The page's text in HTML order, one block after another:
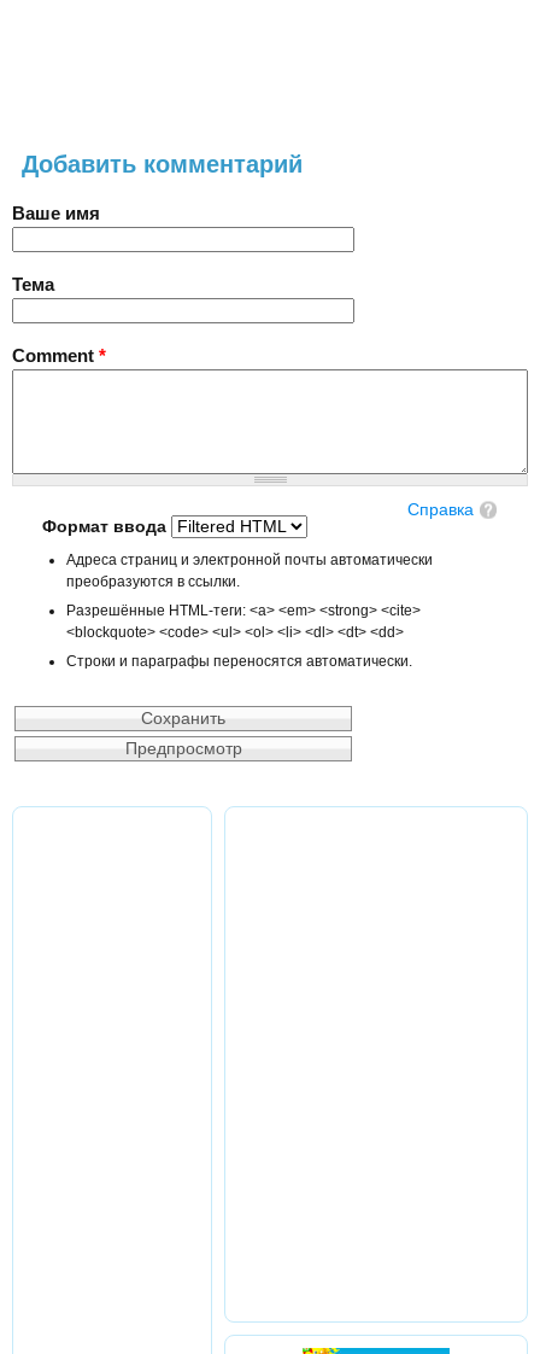
Добавить комментарий
Ваше имя
Тема
Comment *
Справка
Формат ввода
Адреса страниц и электронной почты автоматически
преобразуются в ссылки.
Разрешённые HTML-теги: <a> <em> <strong> <cite>
<blockquote> <code> <ul> <ol> <li> <dl> <dt> <dd>
Строки и параграфы переносятся автоматически.